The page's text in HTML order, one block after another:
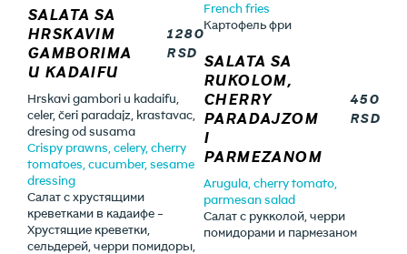
SALATA SA
HRSKAVIM
GAMBORIMA
U KADAIFU
1280
RSD
Hrskavi gambori u kadaifu,
celer, čeri paradajz, krastavac,
dresing od susama
Crispy prawns, celery, cherry
tomatoes, cucumber, sesame
dressing
Салат с хрустящими
креветками в кадаифе -
Хрустящие креветки,
сельдерей, черри помидоры,
French fries
Картофель фри
SALATA SA
RUKOLOM,
CHERRY
PARADAJZOM
I
PARMEZANOM
450
RSD
Arugula, cherry tomato,
parmesan salad
Салат с рукколой, черри
помидорами и пармезаном